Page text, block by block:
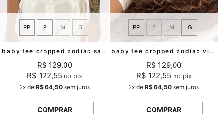
baby tee cropped zodiac sagittarius mundo lolita
PP P M G
R$ 129,00
R$ 122,55 no pix
2xde R$ 64,50sem juros
COMPRAR
baby tee cropped zodiac virgo mundo lolita
PP P M G
R$ 129,00
R$ 122,55 no pix
2x deR$ 64,50 sem juros
COMPRAR